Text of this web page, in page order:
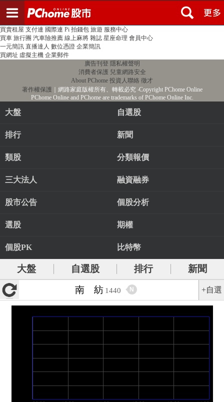
PChome首頁 線上購物 24h購物 書店
買賣租屋 支付連 國際連 Pi 拍錢包 旅遊 服務中心
買車 旅行團 汽車險推薦 線上麻將 雜誌 星座命理 會員中心
一元簡訊 直播達人 數位憑證 企業簡訊
買網址 虛擬主機 企業郵件
廣告刊登 隱私權聲明
消費者保護 兒童網路安全
About PChome 投資人聯絡 徵才
著作權保護 ｜網路家庭版權所有、轉載必究‧Copyright PChome Online
PChome Online and PChome are trademarks of PChome Online Inc.
大盤 自選股
排行 新聞
類股 分類報價
三大法人 融資融券
股市公告 個股分析
選股 期權
個股PK 比特幣
大盤 自選股 排行
新聞
南 紡 1440 N +自選